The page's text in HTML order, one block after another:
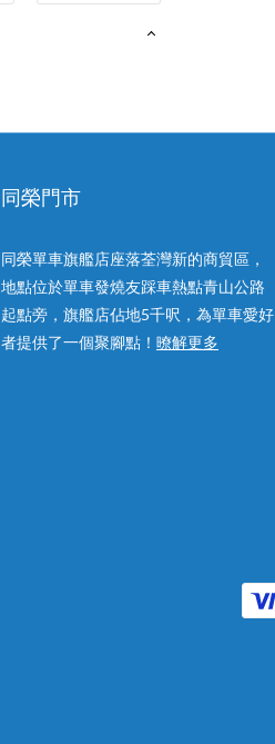
同榮門市
同榮單車旗艦店座落荃灣新的商貿區，
地點位於單車發燒友踩車熱點青山公路
起點旁，旗艦店佔地5千呎，為單車愛好
者提供了一個聚腳點！ 暸解更多